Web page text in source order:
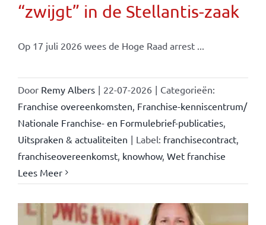
“zwijgt” in de Stellantis-zaak
Op 17 juli 2026 wees de Hoge Raad arrest ...
Door Remy Albers | 22-07-2026 | Categorieën:
Franchise overeenkomsten Franchise-kenniscentrum/
Nationale Franchise- en Formulebrief-publicaties,
Uitspraken & actualiteiten | Label: franchisecontract,
franchiseovereenkomst, knowhow, Wet franchise
Lees Meer